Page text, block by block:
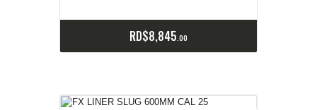
RD$8,845 00